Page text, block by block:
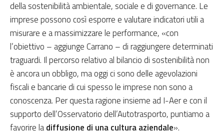
della sostenibilità ambientale, sociale e di governance. Le
imprese possono così esporre e valutare indicatori utili a
misurare e a massimizzare le performance, «con
l’obiettivo – aggiunge Carrano – di raggiungere determinati
traguardi. Il percorso relativo al bilancio di sostenibilità non
è ancora un obbligo, ma oggi ci sono delle agevolazioni
fiscali e bancarie di cui spesso le imprese non sono a
conoscenza. Per questa ragione insieme ad I-Aer e con il
supporto dell’Osservatorio dell’Autotrasporto, puntiamo a
favorire ladiffusione di una cultura aziendale».